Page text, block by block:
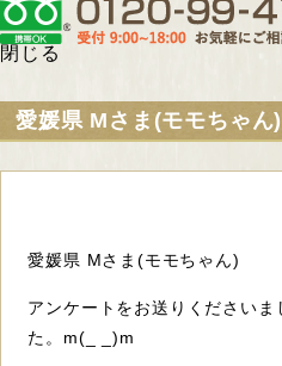
閉じる
愛媛県 Mさま(モモちゃん)
愛媛県 Mさま(モモちゃん)
アンケートをお送りくださいま
た。m(_ _)m